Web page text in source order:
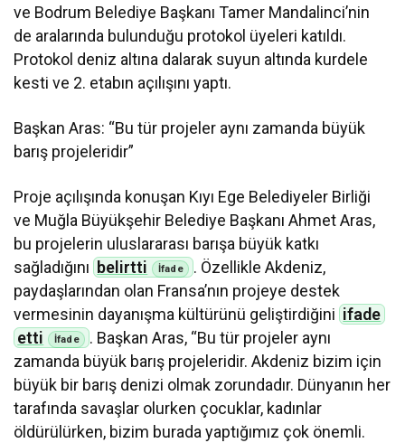
ve Bodrum Belediye Başkanı Tamer Mandalinci’nin
de aralarında bulunduğu protokol üyeleri katıldı.
Protokol deniz altına dalarak suyun altında kurdele
kesti ve 2. etabın açılışını yaptı.
Başkan Aras: “Bu tür projeler aynı zamanda büyük
barış projeleridir”
Proje açılışında konuşan Kıyı Ege Belediyeler Birliği
ve Muğla Büyükşehir Belediye Başkanı Ahmet Aras,
bu projelerin uluslararası barışa büyük katkı
sağladığını belirtti
. Özellikle Akdeniz,
paydaşlarından olan Fransa’nın projeye destek
vermesinin dayanışma kültürünü geliştirdiğini ifade
etti
. Başkan Aras, “Bu tür projeler aynı
zamanda büyük barış projeleridir. Akdeniz bizim için
büyük bir barış denizi olmak zorundadır. Dünyanın her
tarafında savaşlar olurken çocuklar, kadınlar
öldürülürken, bizim burada yaptığımız çok önemli.